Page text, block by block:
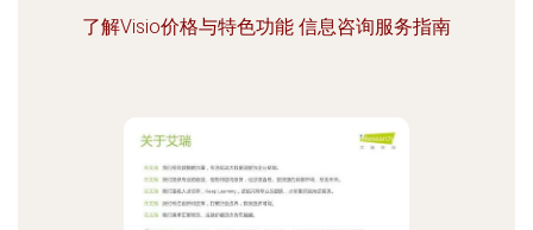
了解Visio价格与特色功能 信息咨询服务指南